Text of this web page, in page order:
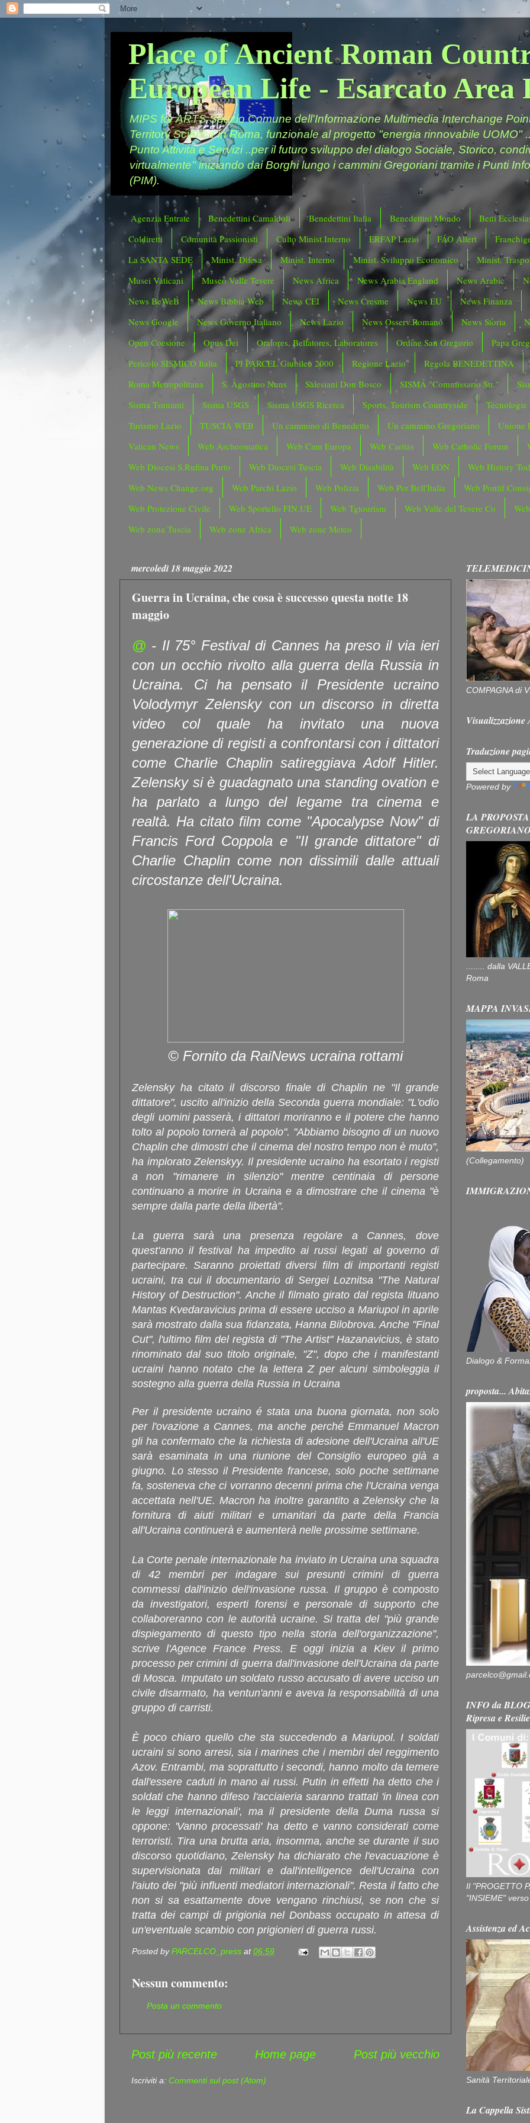
Place of Ancient Roman
European Life - Esarcato Area
MIPS for ARTS Spazio Comune dell'Informazione Multimedia Interchange
Territory Science in Roma, funzionale al progetto "energia rinnovabile UOMO"
Punto Attività e Servizi ..per il futuro sviluppo del dialogo Sociale, Storico,
virtualmente" iniziando dai Borghi lungo i cammini Gregoriani tramite i Punti
(PIM).
Agenzia Entrate Benedettini Camaldoli Benedettini Italia Benedettini Mondo
Beni
Coldiretti
Comunità Passionisti Culto Minist.Interno ERFAP Lazio FAO Allert
La SANTA SEDE
Minist. Difesa Minist. Interno Minist. Sviluppo Economico
Minist.
Musei Vaticani
Museo Valle Tevere News Africa News Arabia England News Arabic
News BeWeB
News Bibbia Web News CEI News Cresme News EU
News Finanza
News Google
News Governo Italiano News Lazio News Osserv.Romano News Storia
Open Coesione
Opus Dei Oratores, Bellatores, Laboratores Ordine San Gregorio
Papa
Pericolo SISMICO Italia
PJ PARCEL Giubileo 2000 Regione Lazio
Regola BENEDETTINA
Roma Metropolitana
S. Agostino Nuns Salesiani Don Bosco SISMA "Commissario Str."
Sisma Tsunami
Sisma USGS Sisma USGS Ricerca Sports, Tourism Countryside
Tecnologie
Turismo Lazio
TUSCIA WEB Un cammino di Benedetto Un cammino Gregoriano
Unione
Vatican News
Web Archeomatica Web Cam Europa Web Caritas Web Catholic Forum
Web Diocesi S.Rufina Porto
Web Diocesi Tuscia Web Disabilità Web EON
Web History
Web News Change.org
Web Parchi Lazio Web Polizia Web Per Bell'Italia
Web
Web Protezione Civile
Web Sportello FIN.UE Web Tgtourism Web Valle del Tevere Co
Web zona Tuscia
Web zone Africa Web zone Meteo
mercoledì 18 maggio 2022
Guerra in Ucraina, che cosa è successo questa notte 18
maggio
@ - Il 75° Festival di Cannes ha preso il via ieri
con un occhio rivolto alla guerra della Russia in
Ucraina. Ci ha pensato il Presidente ucraino
Volodymyr Zelensky con un discorso in diretta
video col quale ha invitato una nuova
generazione di registi a confrontarsi con i dittatori
come Charlie Chaplin satireggiava Adolf Hitler.
Zelensky si è guadagnato una standing ovation e
ha parlato a lungo del legame tra cinema e
realtà. Ha citato film come "Apocalypse Now" di
Francis Ford Coppola e "Il grande dittatore" di
Charlie Chaplin come non dissimili dalle attuali
circostanze dell'Ucraina.
© Fornito da RaiNews ucraina rottami
Zelensky ha citato il discorso finale di Chaplin ne "Il grande
dittatore", uscito all'inizio della Seconda guerra mondiale: "L'odio
degli uomini passerà, i dittatori moriranno e il potere che hanno
tolto al popolo tornerà al popolo". "Abbiamo bisogno di un nuovo
Chaplin che dimostri che il cinema del nostro tempo non è muto",
ha implorato Zelenskyy. Il presidente ucraino ha esortato i registi
a non "rimanere in silenzio" mentre centinaia di persone
continuano a morire in Ucraina e a dimostrare che il cinema "è
sempre dalla parte della libertà".
La guerra sarà una presenza regolare a Cannes, dove
quest'anno il festival ha impedito ai russi legati al governo di
partecipare. Saranno proiettati diversi film di importanti registi
ucraini, tra cui il documentario di Sergei Loznitsa "The Natural
History of Destruction". Anche il filmato girato dal regista lituano
Mantas Kvedaravicius prima di essere ucciso a Mariupol in aprile
sarà mostrato dalla sua fidanzata, Hanna Bilobrova. Anche "Final
Cut", l'ultimo film del regista di "The Artist" Hazanavicius, è stato
rinominato dal suo titolo originale, "Z", dopo che i manifestanti
ucraini hanno notato che la lettera Z per alcuni simboleggia il
sostegno alla guerra della Russia in Ucraina
Per il presidente ucraino é stata una buona giornata, non solo
per l'ovazione a Cannes, ma anche perché Emmanuel Macron
gli ha confermato che la richiesta di adesione dell'Ucraina all'UE
sarà esaminata in una riunione del Consiglio europeo già a
giugno. Lo stesso il Presidente francese, solo poche settimane
fa, sosteneva che ci vorranno decenni prima che l'Ucraina venga
accettata nell'UE. Macron ha inoltre garantito a Zelensky che la
fornitura di aiuti militari e umanitari da parte della Francia
all'Ucraina continuerà e aumenterà nelle prossime settimane.
La Corte penale internazionale ha inviato in Ucraina una squadra
di 42 membri per indagare sui presunti crimini di guerra
commessi dall'inizio dell'invasione russa. Il gruppo è composto
da investigatori, esperti forensi e personale di supporto che
collaboreranno con le autorità ucraine. Si tratta del "più grande
dispiegamento di questo tipo nella storia dell'organizzazione",
scrive l'Agence France Press. E oggi inizia a Kiev il primo
processo per crimini di guerra dall'invasione dell'Ucraina da parte
di Mosca. Imputato un soldato russo accusato di avere ucciso un
civile disarmato, ha ventun'anni e aveva la responsabilità di una
gruppo di carristi.
È poco chiaro quello che sta succedendo a Mariupol. I soldati
ucraini si sono arresi, sia i marines che i membri del reggimento
Azov. Entrambi, ma soprattutto i secondi, hanno molto da temere
dall'essere caduti in mano ai russi. Putin in effetti ha detto che i
soldati che hanno difeso l'acciaieria saranno trattati 'in linea con
le leggi internazionali', ma il presidente della Duma russa si
oppone: 'Vanno processati' ha detto e vanno considerati come
terroristi. Tira una brutta aria, insomma, anche se durante il suo
discorso quotidiano, Zelensky ha dichiarato che l'evacuazione è
supervisionata dai militari e dall'intelligence dell'Ucraina con
l'aiuto dei "più influenti mediatori internazionali". Resta il fatto che
non si sa esattamente dove vengano rinchiusi, se non che si
tratta dei campi di prigionia nel Donbass occupato in attesa di
un'eventuale scambio con prigionieri di guerra russi.
Posted byPARCELCO_press at06:59
Nessun commento:
Posta un commento
Post più recente Post più vecchio
Home page
Iscriviti a: Commenti sul post (Atom)
COMPAGNA di
Traduzione
Powered by
LA
........ dalla
Roma
MAPPA
(Collegamento)
Dialogo &
proposta...
INFO da
Ripresa e
Il "PROGETTO
"INSIEME"
Assistenza ed
Sanità
La Cappella